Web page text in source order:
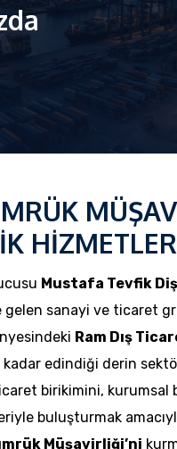
— 18:00
Mustafa Tevfik
gelen sanayi ve ticaret
Ram Dış
kadar edindiği derin
birikimini, kurumsal
buluşturmak
Müşavirliği’ni